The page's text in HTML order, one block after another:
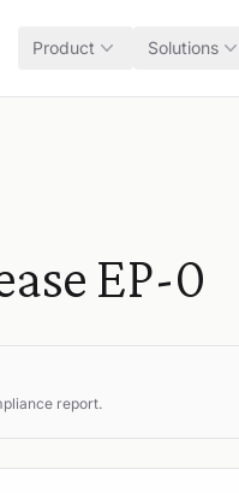
Product Solutions
EP-0
report.